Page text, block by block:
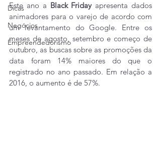
Dicas
Negócios
Empreendedorismo
Este ano a Black Friday apresenta dados
animadores para o varejo de acordo com
um levantamento do Google. Entre os
meses de agosto, setembro e começo de
outubro, as buscas sobre as promoções da
data foram 14% maiores do que o
registrado no ano passado. Em relação a
2016, o aumento é de 57%.